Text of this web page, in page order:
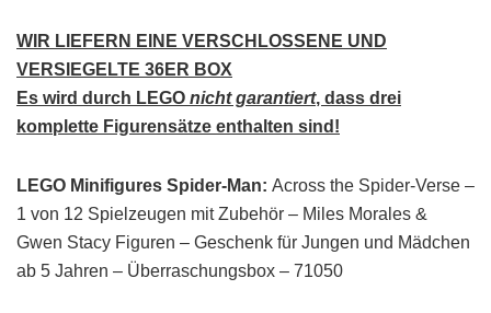
WIR LIEFERN EINE VERSCHLOSSENE UND
VERSIEGELTE 36ER BOX
Es wird durch LEGO nicht garantiert, dass drei
komplette Figurensätze enthalten sind!
LEGO Minifigures Spider-Man: Across the Spider-Verse –
1 von 12 Spielzeugen mit Zubehör – Miles Morales &
Gwen Stacy Figuren – Geschenk für Jungen und Mädchen
ab 5 Jahren – Überraschungsbox – 71050